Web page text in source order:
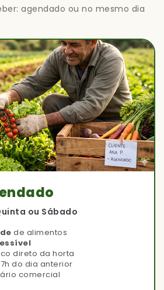
agendado ou no mesmo dia
ou Sábado
de alimentos
direto da horta
do dia anterior
comercial